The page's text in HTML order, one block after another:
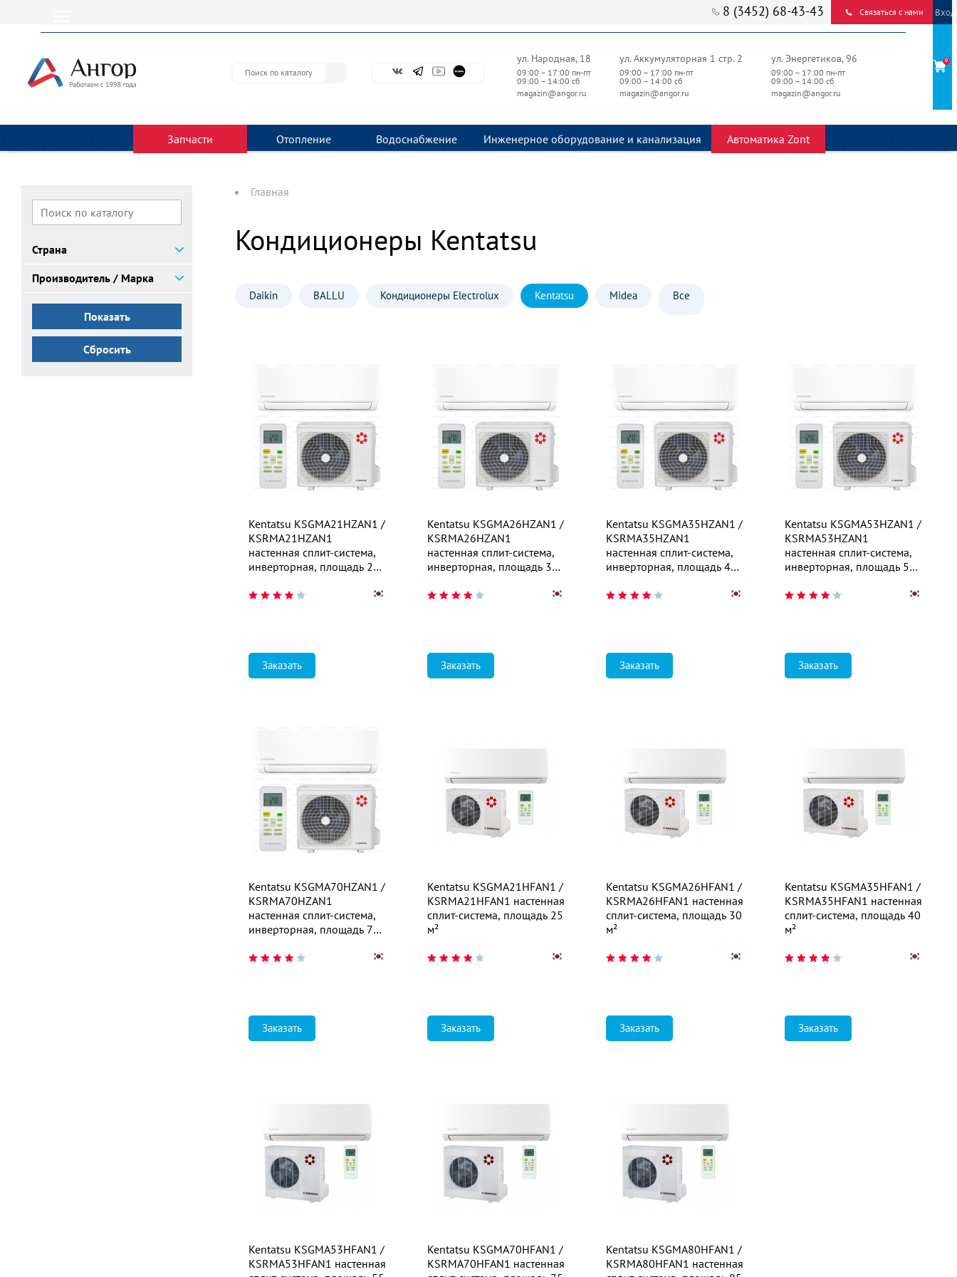
8 (3452) 68-43-43 Связаться с нами
ул. Народная, 18
09:00 – 17:00 пн-пт
09:00 – 14:00 сб
magazin@angor.ru
ул. Аккумуляторная 1 стр. 2
09:00 – 17:00 пн-пт
09:00 – 14:00 сб
magazin@angor.ru
ул. Энергетиков, 96
09:00 – 17:00 пн-пт
09:00 – 14:00 сб
magazin@angor.ru
Запчасти Отопление Водоснабжение Инженерное оборудование и канализация Автоматика Zont
Вход
0
Страна
Производитель / Марка
Сбросить
Главная
Кондиционеры Kentatsu
Daikin BALLU Кондиционеры Electrolux Kentatsu Midea Все
Kentatsu KSGMA21HZAN1 /
KSRMA21HZAN1
настенная сплит-система,
инверторная, площадь 25
Заказать
Kentatsu KSGMA26HZAN1 /
KSRMA26HZAN1
настенная сплит-система,
инверторная, площадь 30
Заказать
Kentatsu KSGMA35HZAN1 /
KSRMA35HZAN1
настенная сплит-система,
инверторная, площадь 40
Заказать
Kentatsu KSGMA53HZAN1 /
KSRMA53HZAN1
настенная сплит-система,
инверторная, площадь 55
Заказать
Kentatsu KSGMA70HZAN1 /
KSRMA70HZAN1
настенная сплит-система,
инверторная, площадь 75
Заказать
Kentatsu KSGMA21HFAN1 /
KSRMA21HFAN1 настенная
сплит-система, площадь 25
м²
Заказать
Kentatsu KSGMA26HFAN1 /
KSRMA26HFAN1 настенная
сплит-система, площадь 30
м²
Заказать
Kentatsu KSGMA35HFAN1 /
KSRMA35HFAN1 настенная
сплит-система, площадь 40
м²
Заказать
Kentatsu KSGMA53HFAN1 /
KSRMA53HFAN1 настенная
Kentatsu KSGMA70HFAN1 /
KSRMA70HFAN1 настенная
Kentatsu KSGMA80HFAN1 /
KSRMA80HFAN1 настенная